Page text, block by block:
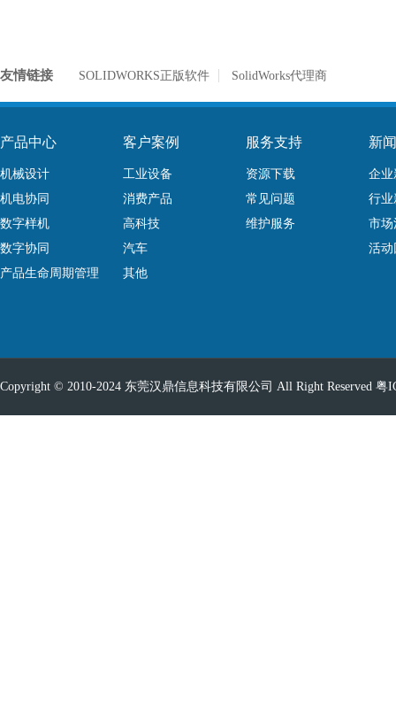
友情链接 SOLIDWORKS正版软件 SolidWorks代理商
产品中心
机械设计
机电协同
数字样机
数字协同
产品生命周期管理
客户案例
工业设备
消费产品
高科技
汽车
其他
服务支持
资源下载
常见问题
维护服务
新
企业
行业
市场
活动
Copyright © 2010-2024 东莞汉鼎信息科技有限公司 All Right Reserved 粤